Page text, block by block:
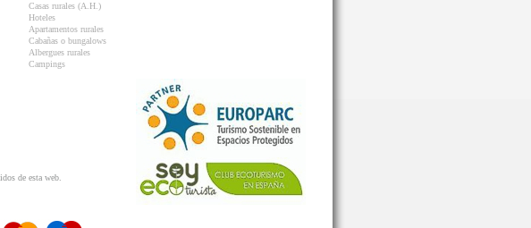
Casas rurales (A.H.)
Hoteles
Apartamentos rurales
Cabañas o bungalows
Albergues rurales
Campings
de esta web.